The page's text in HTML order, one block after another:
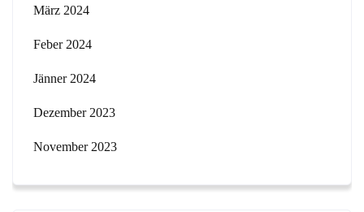
März 2024
Feber 2024
Jänner 2024
Dezember 2023
November 2023